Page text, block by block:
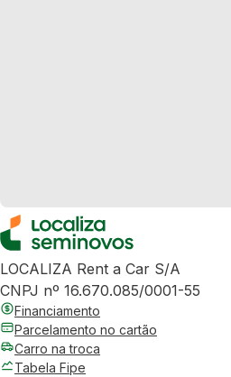
LOCALIZA Rent a Car S/A
CNPJ nº 16.670.085/0001-55
Financiamento
Parcelamento no cartão
Carro na troca
Tabela Fipe